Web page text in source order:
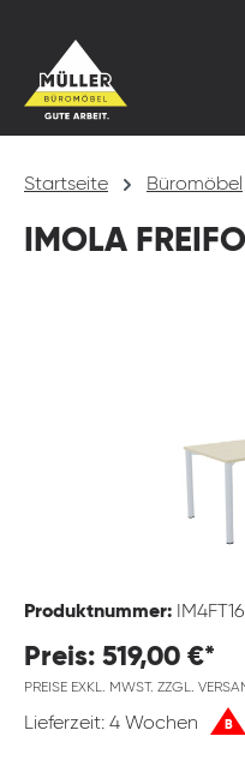
Startseite Büromöbel
IMOLA
Produktnummer:
Preis: 519,00 €*
PREISE EXKL. MWST. ZZGL.
Lieferzeit: 4 Wochen B